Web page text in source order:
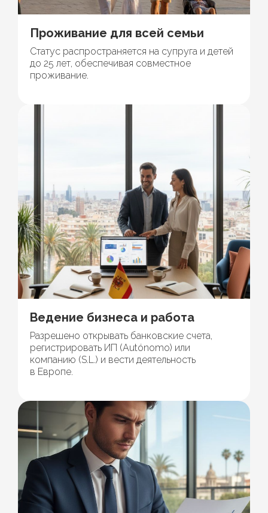
Проживание для всей семьи
Статус распространяется на супруга и детей
до 25 лет, обеспечивая совместное
проживание.
Ведение бизнеса и работа
Разрешено открывать банковские счета,
регистрировать ИП (Autónomo) или
компанию (S.L.) и вести деятельность
в Европе.